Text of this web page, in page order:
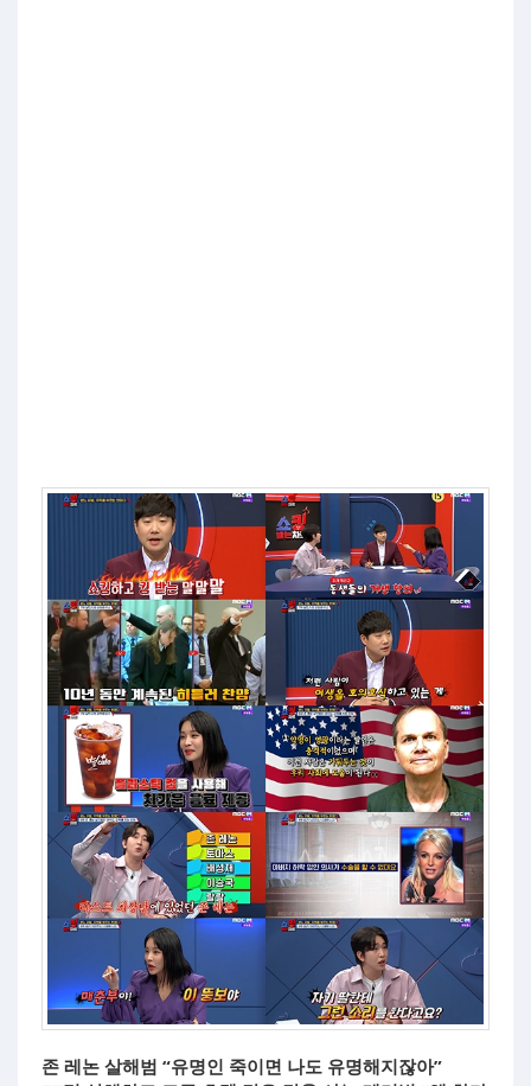
존 레논 살해범 “유명인 죽이면 나도 유명해지잖아”